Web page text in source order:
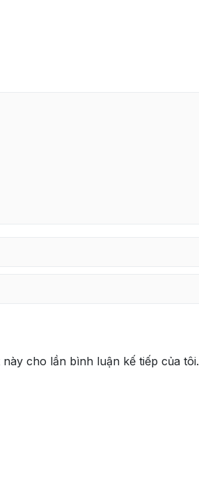
cho lần bình luận kế tiếp của tôi.